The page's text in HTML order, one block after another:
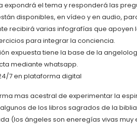
expondrá el tema y responderá las
disponibles, en vídeo y en audio,
recibirá varias infografías que
para integrar la conciencia.
expuesta tiene la base de la
mediante whatsapp.
7 en plataforma digital
mas acestral de experimentar la
de los libros sagrados de la
(los ángeles son eneregías vivas